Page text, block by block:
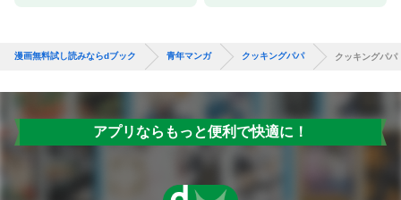
漫画無料試し読みならdブック 青年マンガ クッキングパパ クッキングパパ
アプリならもっと便利で快適に！